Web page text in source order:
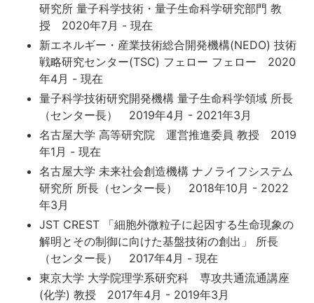
研究所 量子科学技術・量子生命科学研究部門 教
授 2020年7月 - 現在
新エネルギー・産業技術総合開発機構(NEDO) 技術
戦略研究センター(TSC) フェロー フェロー 2020
年4月 - 現在
量子科学技術研究開発機構 量子生命科学領域 所長
（センター長） 2019年4月 - 2021年3月
名古屋大学 高等研究院 運営推進委員 教授 2019
年1月 - 現在
名古屋大学 未来社会創造機構 ナノライフシステム
研究所 所長（センター長） 2018年10月 - 2022
年3月
JST CREST 「細胞外微粒子に起因する生命現象の
解明とその制御に向けた基盤技術の創出」 所長
（センター長） 2017年4月 - 現在
東京大学 大学院理学系研究科 専攻共通流通講座
(化学) 教授 2017年4月 - 2019年3月